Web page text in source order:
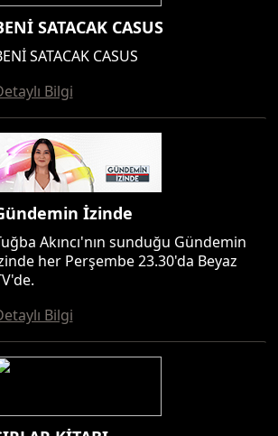
SATACAK CASUS
SATACAK CASUS
Bilgi
İzinde
Akıncı'nın sunduğu Gündemin
her Perşembe 23.30'da Beyaz
Bilgi